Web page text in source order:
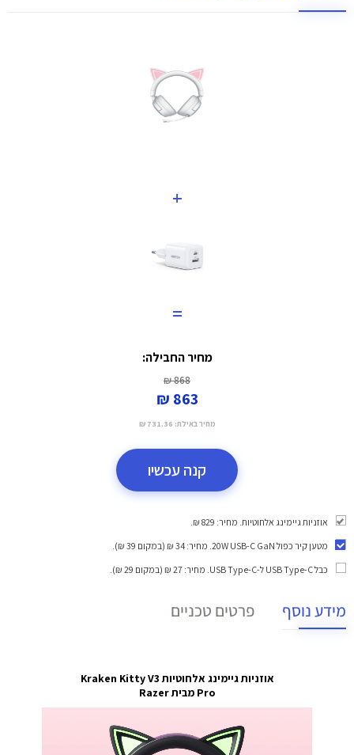
+
=
מחיר החבילה:
868 ₪
863 ₪
מחיר באילת: 731.36 ₪
קנה עכשיו
אוזניות גיימינג אלחוטיות. מחיר: 829 ₪.
מטען קיר כפול 20W USB-C GaN
. מחיר: 34 ₪ (במקום 39 ₪).
כבל USB Type-C ל-USB Type-C
. מחיר: 27 ₪ (במקום 29 ₪).
מידע נוסף פרטים טכניים
אוזניות גיימינג אלחוטיות Kraken Kitty V3
Pro מבית Razer